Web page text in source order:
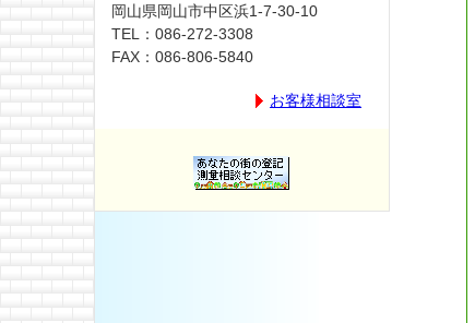
岡山県岡山市中区浜1-7-30-10
TEL：086-272-3308
FAX：086-806-5840
お客様相談室